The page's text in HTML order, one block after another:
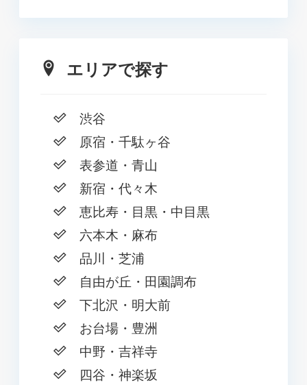
エリアで探す
渋谷
原宿・千駄ヶ谷
表参道・青山
新宿・代々木
恵比寿・目黒・中目黒
六本木・麻布
品川・芝浦
自由が丘・田園調布
下北沢・明大前
お台場・豊洲
中野・吉祥寺
四谷・神楽坂